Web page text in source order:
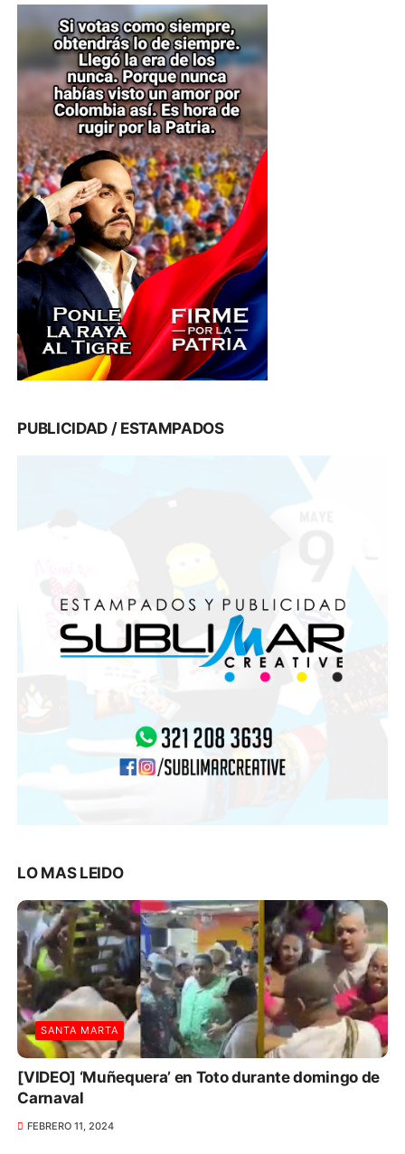
PUBLICIDAD / ESTAMPADOS
LO MAS LEIDO
SANTA MARTA
[VIDEO] ‘Muñequera’ en Toto durante domingo de
Carnaval
FEBRERO 11, 2024